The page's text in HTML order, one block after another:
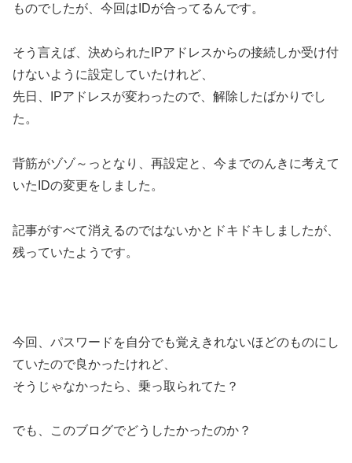
ものでしたが、今回はIDが合ってるんです。
そう言えば、決められたIPアドレスからの接続しか受け付
けないように設定していたけれど、
先日、IPアドレスが変わったので、解除したばかりでし
た。
背筋がゾゾ～っとなり、再設定と、今までのんきに考えて
いたIDの変更をしました。
記事がすべて消えるのではないかとドキドキしましたが、
残っていたようです。
今回、パスワードを自分でも覚えきれないほどのものにし
ていたので良かったけれど、
そうじゃなかったら、乗っ取られてた？
でも、このブログでどうしたかったのか？